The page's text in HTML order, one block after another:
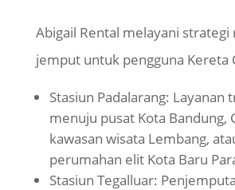
Abigail Rental melayani
jemput untuk pengguna Kereta
Stasiun Padalarang: Layanan
menuju pusat Kota Bandung,
kawasan wisata Lembang,
perumahan elit Kota Baru
Stasiun Tegalluar: